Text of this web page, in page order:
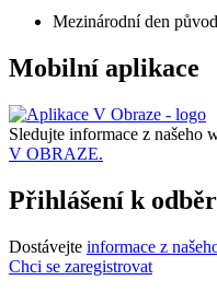
Mezinárodní den
Mobilní aplikace
Sledujte informace z našeho
V OBRAZE.
Přihlášení k
Dostávejte informace z
Chci se zaregistrovat